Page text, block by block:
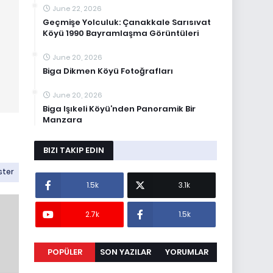
June 22, 2026
Geçmişe Yolculuk: Çanakkale Sarısıvat
Köyü 1990 Bayramlaşma Görüntüleri
June 20, 2026
Biga Dikmen Köyü Fotoğrafları
June 20, 2026
Biga Işıkeli Köyü’nden Panoramik Bir
Manzara
BIZI TAKIP EDIN
1.5k 3.1k
2.7k 1.5k
POPÜLER SON YAZILAR YORUMLAR